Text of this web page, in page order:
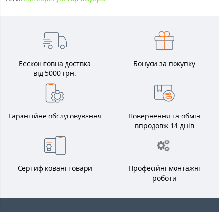
Бескоштовна доствка
від 5000 грн.
Бонуси за покупку
Гарантійне обслуговування
Повернення та обмін
впродовж 14 днів
Сертифіковані товари
Професійні монтажні
роботи